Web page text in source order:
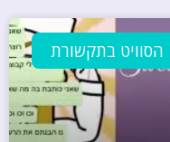
הסוויט בתקשורת